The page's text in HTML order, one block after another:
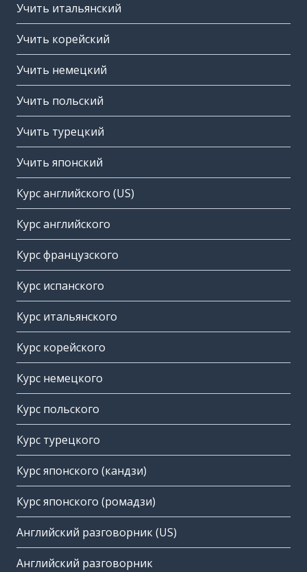
Учить итальянский
Учить корейский
Учить немецкий
Учить польский
Учить турецкий
Учить японский
Курс английского (US)
Курс английского
Курс французского
Курс испанского
Курс итальянского
Курс корейского
Курс немецкого
Курс польского
Курс турецкого
Курс японского (кандзи)
Курс японского (ромадзи)
Английский разговорник (US)
Английский разговорник